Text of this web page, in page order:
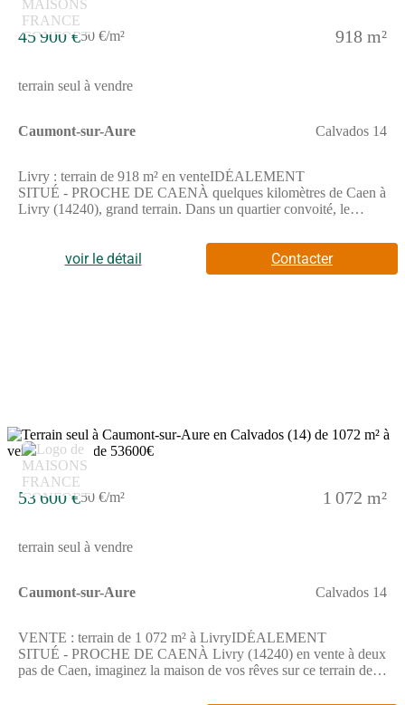
45 900 €50 €/m² 918 m²
terrain seul à vendre
Caumont-sur-Aure Calvados 14
Livry : terrain de 918 m² en venteIDÉALEMENT
SITUÉ - PROCHE DE CAENÀ quelques kilomètres de Caen à
Livry (14240), grand terrain. Dans un quartier convoité, le
Il y a plusieurs écoles (maternelle, élémentaire, primaire et
collège) à moins de 10 minutes en voiture, tout comme une
crèche à moins de 10 minutes à pied. L'autoroute A84 est
voir le détail Contacter
53 600 €50 €/m² 1 072 m²
terrain seul à vendre
Caumont-sur-Aure Calvados 14
VENTE : terrain de 1 072 m² à LivryIDÉALEMENT
SITUÉ - PROCHE DE CAENÀ Livry (14240) en vente à deux
pas de Caen, imaginez la maison de vos rêves sur ce terrain de 1